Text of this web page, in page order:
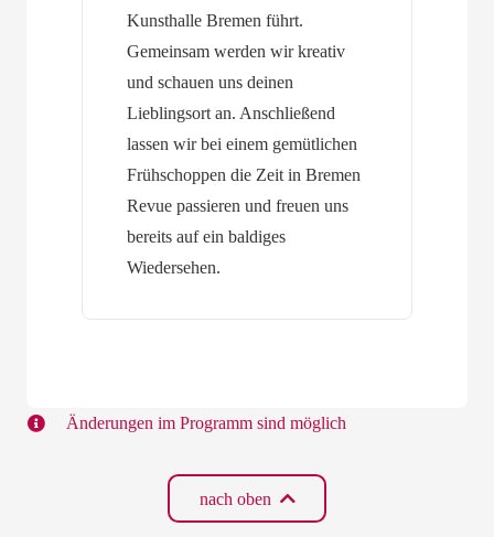
Kunsthalle Bremen führt.
Gemeinsam werden wir kreativ
und schauen uns deinen
Lieblingsort an. Anschließend
lassen wir bei einem gemütlichen
Frühschoppen die Zeit in Bremen
Revue passieren und freuen uns
bereits auf ein baldiges
Wiedersehen.
Änderungen im Programm sind möglich
nach oben